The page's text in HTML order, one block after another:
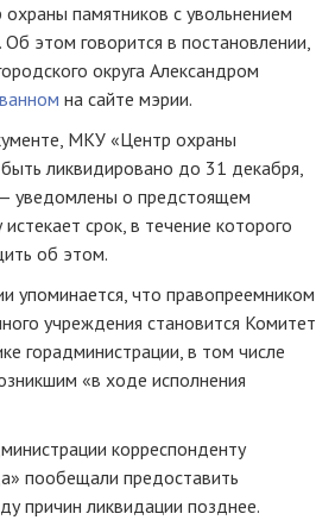
памятников с увольнением
Об этом говорится в постановлении,
округа Александром
на сайте мэрии.
МКУ «Центр охраны
ликвидировано до 31 декабря,
уведомлены о предстоящем
срок, в течение которого
об этом.
упоминается, что правопреемником
учреждения становится Комитет
горадминистрации, в том числе
«в ходе исполнения
корреспонденту
пообещали предоставить
причин ликвидации позднее.